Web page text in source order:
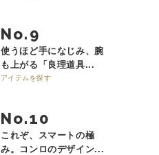
No.
使うほど手になじみ、腕
も上がる「良理道具...
アイテムを探す
No.
これぞ、スマートの極
み。コンロのデザイン...